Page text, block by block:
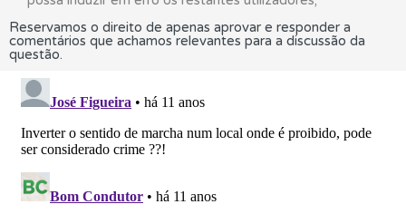
Reservamos o direito de apenas aprovar e responder a
comentários que achamos relevantes para a discussão da
questão.